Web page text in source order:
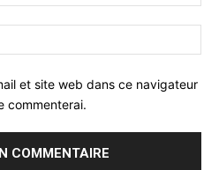
et site web dans ce navigateur
commenterai.